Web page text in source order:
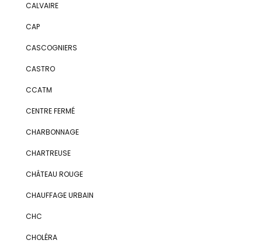
CALVAIRE
CAP
CASCOGNIERS
CASTRO
CCATM
CENTRE FERMÉ
CHARBONNAGE
CHARTREUSE
CHÂTEAU ROUGE
CHAUFFAGE URBAIN
CHC
CHOLÉRA